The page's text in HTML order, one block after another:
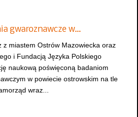
gwaroznawcze w…
z miastem Ostrów Mazowiecka oraz
i Fundacją Języka Polskiego
naukową poświęconą badaniom
w powiecie ostrowskim na tle
wraz...